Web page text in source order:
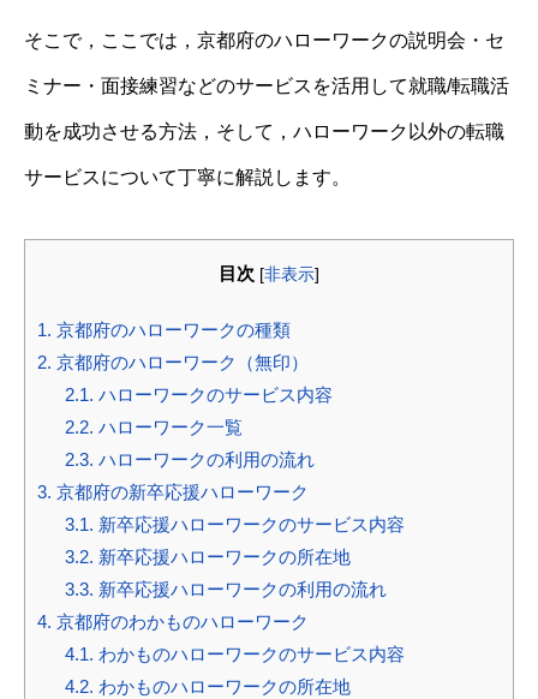
そこで，ここでは，京都府のハローワークの説明会・セ
ミナー・面接練習などのサービスを活用して就職/転職活
動を成功させる方法，そして，ハローワーク以外の転職
サービスについて丁寧に解説します。
目次 [非表示]
1. 京都府のハローワークの種類
2. 京都府のハローワーク（無印）
2.1. ハローワークのサービス内容
2.2. ハローワーク一覧
2.3. ハローワークの利用の流れ
3. 京都府の新卒応援ハローワーク
3.1. 新卒応援ハローワークのサービス内容
3.2. 新卒応援ハローワークの所在地
3.3. 新卒応援ハローワークの利用の流れ
4. 京都府のわかものハローワーク
4.1. わかものハローワークのサービス内容
4.2. わかものハローワークの所在地